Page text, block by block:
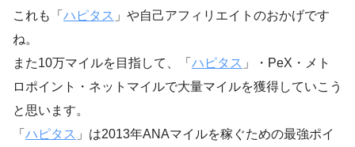
これも「 ハピタス 」や自己アフィリエイトのおかげです
ね。
また10万マイルを目指して、「 ハピタス 」・PeX・メト
ロポイント・ネットマイルで大量マイルを獲得していこう
と思います。
「 ハピタス 」は2013年ANAマイルを稼ぐための最強ポイ